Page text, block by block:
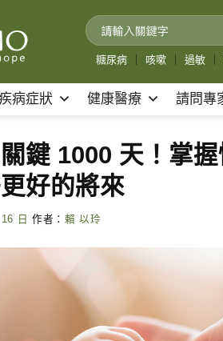
糖尿病 咳嗽 過敏
病症狀 健康醫療 請問專
鍵 1000 天！掌
好的將來
日 作者： 賴 以玲